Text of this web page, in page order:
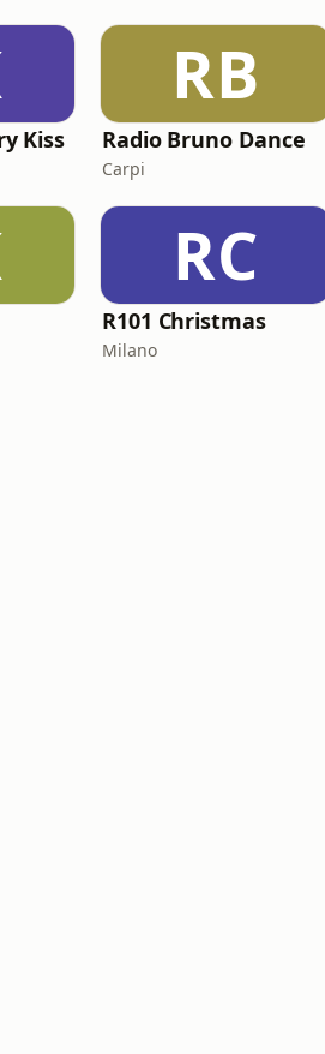
Kiss
RB
Radio Bruno Dance
Carpi
RC
R101 Christmas
Milano